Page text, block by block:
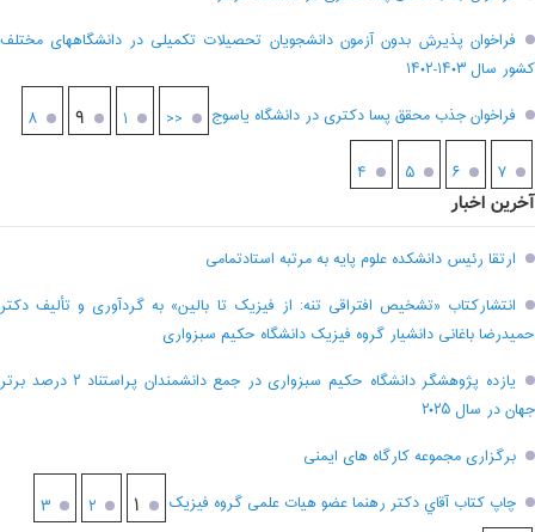
فراخوان پذیرش بدون آزمون دانشجویان تحصیلات تکمیلی در دانشگاههای مختلف
کشور سال ۱۴۰۳-۱۴۰۲
فراخوان جذب محقق پسا دکتری در دانشگاه یاسوج
<< ۱
۴ ۵ ۶ ۷
۸ ۹
آخرین اخبار
ارتقا رئیس دانشکده علوم پایه به مرتبه استادتمامی
انتشارکتاب «تشخیص افتراقی تنه: از فیزیک تا بالین» به گردآوری و تألیف دکتر
حمیدرضا باغانی دانشیار گروه فیزیک دانشگاه حکیم سبزواری
یازده پژوهشگر دانشگاه حکیم سبزواری در جمع دانشمندان پراستناد ۲ درصد برتر
جهان در سال ۲۰۲۵
برگزاری مجموعه کارگاه های ایمنی
چاپ کتاب آقاي دکتر رهنما عضو هیات علمی گروه فیزیک
۱ ۲ ۳